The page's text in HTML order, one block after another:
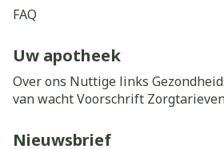
FAQ
Uw apotheek
Over ons Nuttige links
van wachtVoorschrift
Nieuwsbrief